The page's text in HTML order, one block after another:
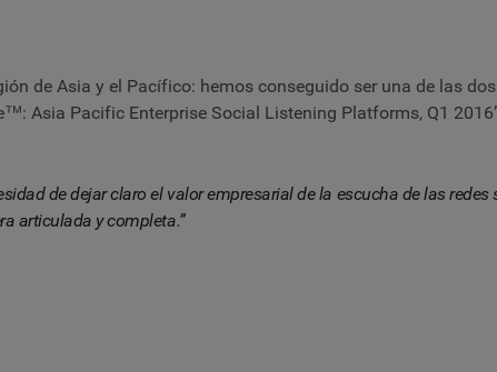
de Asia y el Pacífico: hemos conseguido ser una de las
Asia Pacific Enterprise Social Listening Platforms, Q1
de dejar claro el valor empresarial de la escucha de las
articulada y completa.”